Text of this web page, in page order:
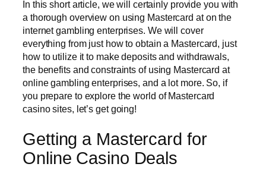
In this short article, we will certainly provide you with
a thorough overview on using Mastercard at on the
internet gambling enterprises. We will cover
everything from just how to obtain a Mastercard, just
how to utilize it to make deposits and withdrawals,
the benefits and constraints of using Mastercard at
online gambling enterprises, and a lot more. So, if
you prepare to explore the world of Mastercard
casino sites, let’s get going!
Getting a Mastercard for
Online Casino Deals